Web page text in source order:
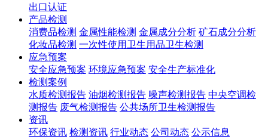
出口认证
产品检测
消费品检测 金属性能检测 金属成分分析 矿石成分分析
化妆品检测 一次性使用卫生用品卫生检测
应急预案
安全应急预案 环境应急预案 安全生产标准化
检测案例
水质检测报告 油烟检测报告 噪声检测报告 中央空调检
测报告 废气检测报告 公共场所卫生检测报告
资讯
环保资讯 检测资讯 行业动态 公司动态 公示信息